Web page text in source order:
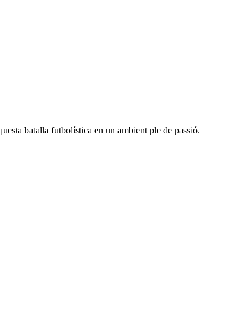
batalla futbolística en un ambient ple de passió.